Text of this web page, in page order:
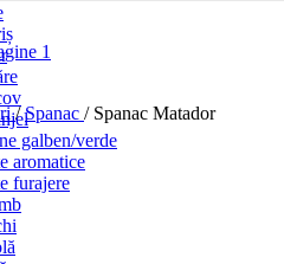
galben/verde
aromatice
furajere
/ Spanac / Spanac Matador